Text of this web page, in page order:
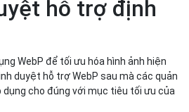
hỗ trợ định
WebP để tối ưu hóa hình ảnh hiện
duyệt hỗ trợ WebP sau mà các quản
cho đúng với mục tiêu tối ưu của